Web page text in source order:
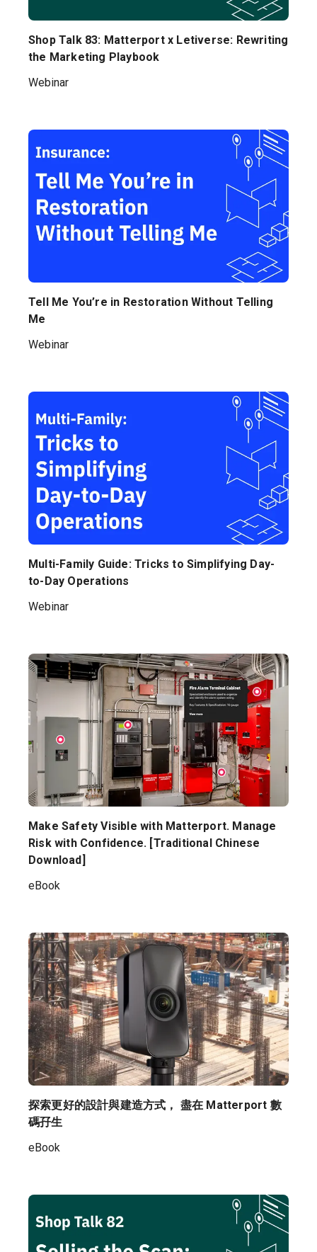
Shop Talk 83: Matterport x Letiverse: Rewriting
the Marketing Playbook
Webinar
Tell Me You’re in Restoration Without Telling
Me
Webinar
Multi-Family Guide: Tricks to Simplifying Day-
to-Day Operations
Webinar
Make Safety Visible with Matterport. Manage
Risk with Confidence. [Traditional Chinese
Download]
eBook
探索更好的設計與建造方式， 盡在 Matterport 數
碼孖生
eBook